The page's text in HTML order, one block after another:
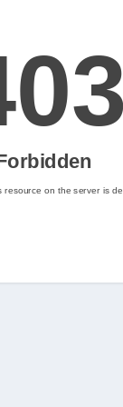
2
@nintenhype.cat
els